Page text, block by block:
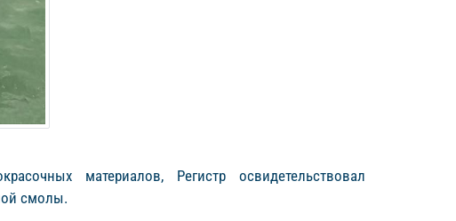
материалов, Регистр освидетельствовал
смолы.